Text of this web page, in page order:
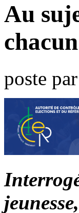
Au
poste par